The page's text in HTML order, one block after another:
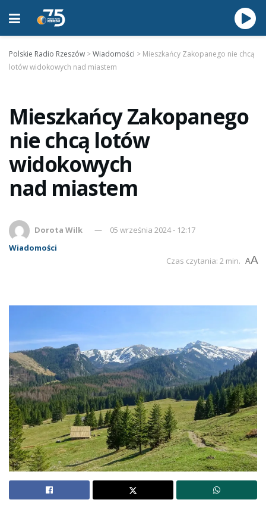
Polskie Radio Rzeszów >Wiadomości > Mieszkańcy Zakopanego nie chcą
lotów widokowych nad miastem
Mieszkańcy Zakopanego
nie chcą lotów
widokowych
nad miastem
Dorota Wilk
05 września 2024 - 12:17
Wiadomości
Czas czytania: 2 min. AA